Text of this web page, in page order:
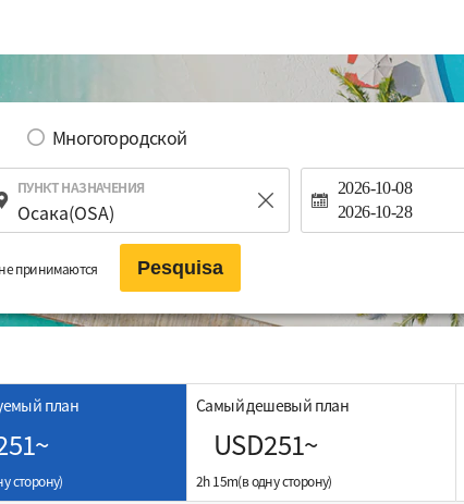
Многогородской
ПУНКТ НАЗНАЧЕНИЯ 2026-10-08
2026-10-28
принимаются Pesquisa
план
сторону)
Самый дешевый план
USD251~
2h 15m(в одну сторону)